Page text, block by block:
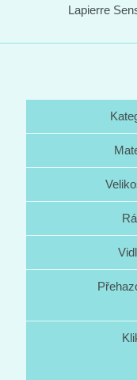
Lapierre